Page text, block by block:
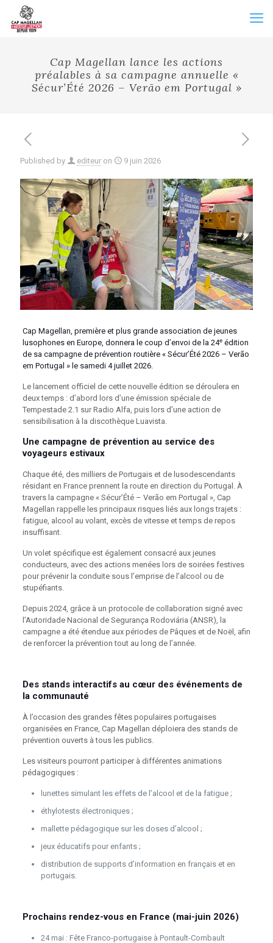
Cap Magellan lance les actions
préalables à sa campagne annuelle «
Sécur’Été 2026 – Verão em Portugal »
Published by editeur on 9 juin 2026
Cap Magellan, première et plus grande association de jeunes
lusophones en Europe, donnera le coup d’envoi de la 24ᵉ édition
de sa campagne de prévention routière « Sécur’Été 2026 – Verão
em Portugal » le samedi 4 juillet 2026.
Le lancement officiel de cette nouvelle édition se déroulera en
deux temps : d’abord lors d’une émission spéciale de
Tempestade 2.1 sur Radio Alfa, puis lors d’une action de
sensibilisation à la discothèque Luavista.
Une campagne de prévention au service des
voyageurs estivaux
Chaque été, des milliers de Portugais et de lusodescendants
résidant en France prennent la route en direction du Portugal. À
travers la campagne « Sécur’Été – Verão em Portugal », Cap
Magellan rappelle les principaux risques liés aux longs trajets :
fatigue, alcool au volant, excès de vitesse et temps de repos
insuffisant.
Un volet spécifique est également consacré aux jeunes
conducteurs, avec des actions menées lors de soirées festives
pour prévenir la conduite sous l’emprise de l’alcool ou de
stupéfiants.
Depuis 2024, grâce à un protocole de collaboration signé avec
l’Autoridade Nacional de Segurança Rodoviária (ANSR), la
campagne a été étendue aux périodes de Pâques et de Noël, afin
de renforcer la prévention tout au long de l’année.
Des stands interactifs au cœur des événements de
la communauté
À l’occasion des grandes fêtes populaires portugaises
organisées en France, Cap Magellan déploiera des stands de
prévention ouverts à tous les publics.
Les visiteurs pourront participer à différentes animations
pédagogiques :
lunettes simulant les effets de l’alcool et de la fatigue ;
éthylotests électroniques ;
mallette pédagogique sur les doses d’alcool ;
jeux éducatifs pour enfants ;
distribution de supports d’information en français et en
portugais.
Prochains rendez-vous en France (mai-juin 2026)
24 mai : Fête Franco-portugaise à Pontault-Combault